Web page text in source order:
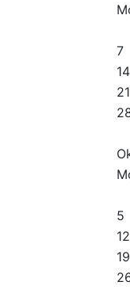
7
14
21
5
12
19